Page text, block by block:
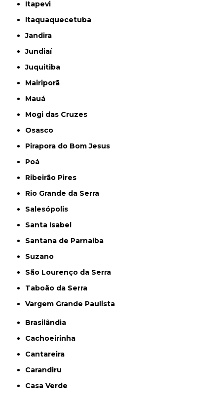
Itapevi
Itaquaquecetuba
Jandira
Jundiaí
Juquitiba
Mairiporã
Mauá
Mogi das Cruzes
Osasco
Pirapora do Bom Jesus
Poá
Ribeirão Pires
Rio Grande da Serra
Salesópolis
Santa Isabel
Santana de Parnaíba
Suzano
São Lourenço da Serra
Taboão da Serra
Vargem Grande Paulista
Brasilândia
Cachoeirinha
Cantareira
Carandiru
Casa Verde